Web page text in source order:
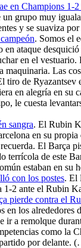
en Champions 1-
grupo muy
y se suaviza
. Somos el
ataque
en el
maquinaria. Las
tiro de
en alegría en su
le cuesta
sangra. El Rubin
en su
El Barça
terrícola de este
estaban en su
con los postes. El
1-2 ante el Rubin
pierde contra el
en los alrededores
ir a remolque
como la
por delante.